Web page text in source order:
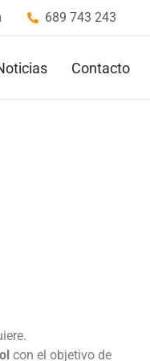
689 743 243
Contacto
con el objetivo de